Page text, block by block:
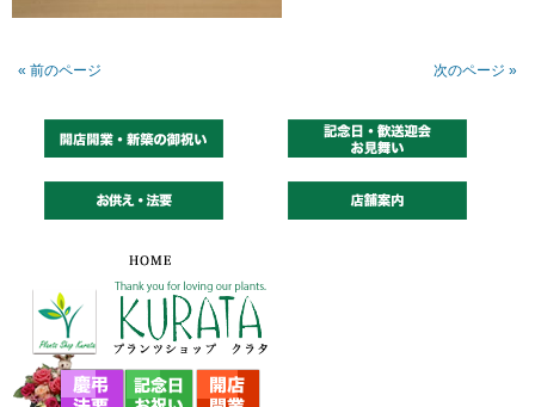
« 前のページ 次のページ »